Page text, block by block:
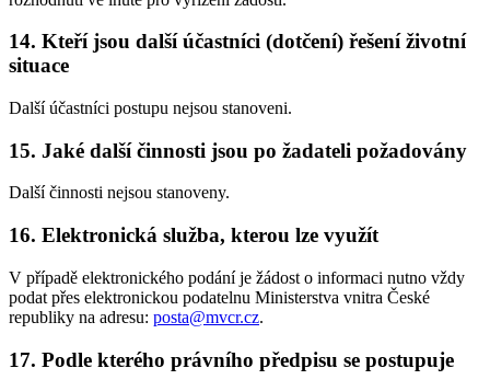
14. Kteří jsou další účastníci (dotčení) řešení životní
situace
Další účastníci postupu nejsou stanoveni.
15. Jaké další činnosti jsou po žadateli požadovány
Další činnosti nejsou stanoveny.
16. Elektronická služba, kterou lze využít
V případě elektronického podání je žádost o informaci nutno vždy
podat přes elektronickou podatelnu Ministerstva vnitra České
republiky na adresu: posta@mvcr.cz.
17. Podle kterého právního předpisu se postupuje